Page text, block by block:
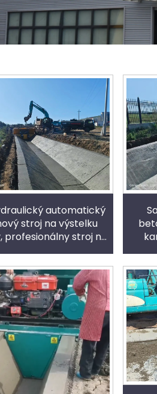
automatický
stroj na výstelku
profesionálny stroj na
priekop